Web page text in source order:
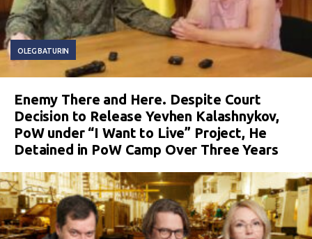
OLEG BATURIN
Enemy There and Here. Despite Court
Decision to Release Yevhen Kalashnykov,
PoW under “I Want to Live” Project, He
Detained in PoW Camp Over Three Years